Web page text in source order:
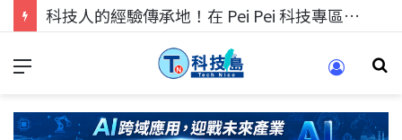
科技人的經驗傳承地！在 Pei Pei 科技專區，與學弟妹交流最硬核的技術